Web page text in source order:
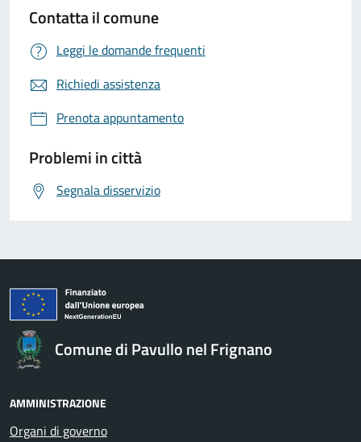
Contatta il comune
Leggi le domande frequenti
Richiedi assistenza
Prenota appuntamento
Problemi in città
Segnala disservizio
Comune di Pavullo nel Frignano
AMMINISTRAZIONE
Organi di governo